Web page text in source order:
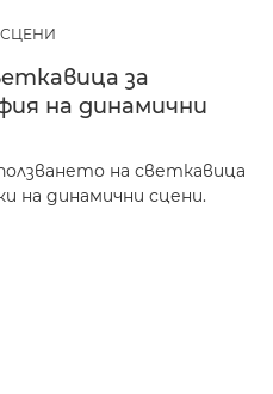
за
на динамични
на светкавица
на динамични сцени.